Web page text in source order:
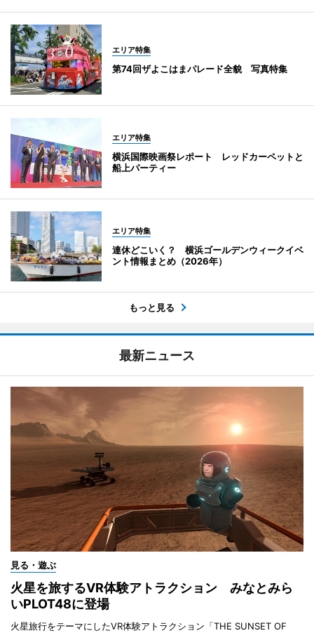
エリア特集
第74回ザよこはまパレード全貌 写真特集
エリア特集
横浜国際映画祭レポート レッドカーペットと
船上パーティー
エリア特集
連休どこいく？ 横浜ゴールデンウィークイベ
ント情報まとめ（2026年）
もっと見る
最新ニュース
見る・遊ぶ
火星を旅するVR体験アトラクション みなとみら
いPLOT48に登場
火星旅行をテーマにしたVR体験アトラクション「THE SUNSET OF